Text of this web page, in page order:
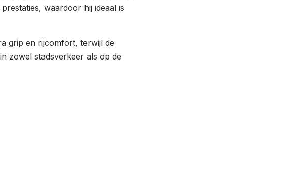
waardoor hij ideaal is
grip en rijcomfort, terwijl de
zowel stadsverkeer als op de